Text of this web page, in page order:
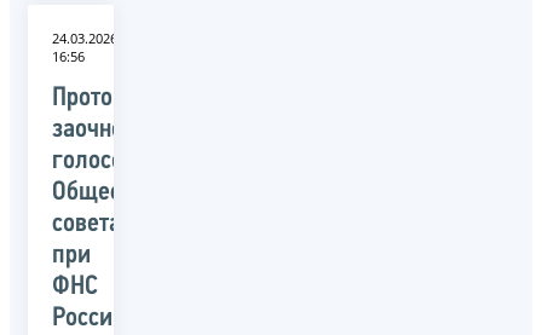
24.03.2026
16:56
Протокол
заочного
голосования
Общественного
совета
при
ФНС
России